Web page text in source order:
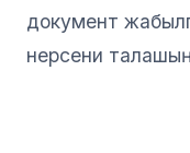
документ
нерсени